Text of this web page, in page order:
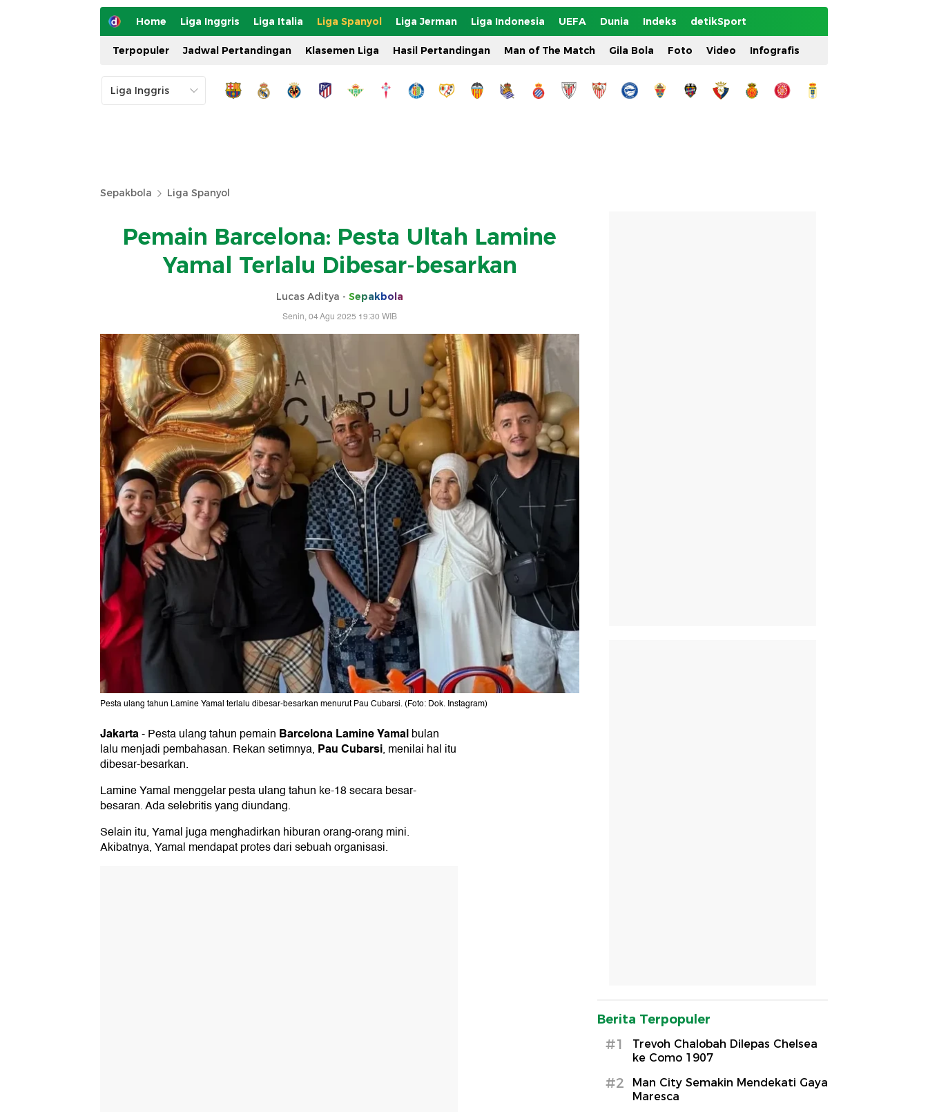
Home Liga Inggris Liga Italia Liga Spanyol Liga Jerman Liga Indonesia UEFA Dunia Indeks detikSport
Terpopuler Jadwal Pertandingan Klasemen Liga Hasil Pertandingan Man of The Match Gila Bola Foto Video Infografis
Sepakbola Liga Spanyol
Pemain Barcelona: Pesta Ultah Lamine
Yamal Terlalu Dibesar-besarkan
Lucas Aditya - Sepakbola
Senin, 04 Agu 2025 19:30 WIB
Pesta ulang tahun Lamine Yamal terlalu dibesar-besarkan menurut Pau Cubarsi. (Foto: Dok. Instagram)
Jakarta-Pesta ulang tahun pemain BarcelonaLamine Yamalbulan
lalu menjadi pembahasan. Rekan setimnya, Pau Cubarsi, menilai hal itu
dibesar-besarkan.
Lamine Yamal menggelar pesta ulang tahun ke-18 secara besar-
besaran. Ada selebritis yang diundang.
Selain itu, Yamal juga menghadirkan hiburan orang-orang mini.
Akibatnya, Yamal mendapat protes dari sebuah organisasi.
Berita Terpopuler
#1
Trevoh Chalobah Dilepas Chelsea
ke Como 1907
#2
Man City Semakin Mendekati Gaya
Maresca